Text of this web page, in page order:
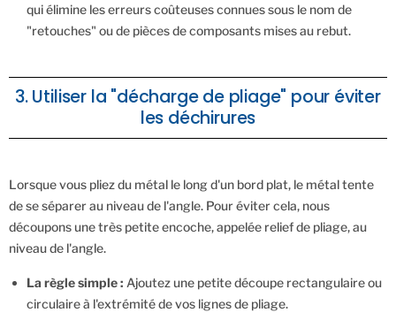
qui élimine les erreurs coûteuses connues sous le nom de
"retouches" ou de pièces de composants mises au rebut.
3. Utiliser la "décharge de pliage" pour éviter
les déchirures
Lorsque vous pliez du métal le long d'un bord plat, le métal tente
de se séparer au niveau de l'angle. Pour éviter cela, nous
découpons une très petite encoche, appelée relief de pliage, au
niveau de l'angle.
La règle simple : Ajoutez une petite découpe rectangulaire ou
circulaire à l'extrémité de vos lignes de pliage.